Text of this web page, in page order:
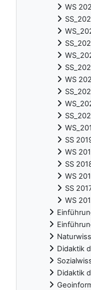
WS
WS
SS
WS
SS
WS
SS
WS
Didaktik
Didaktik